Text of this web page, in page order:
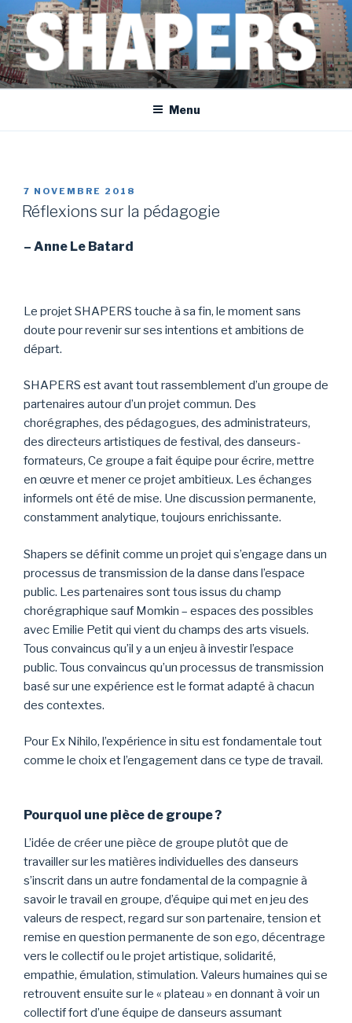
au
contenu
principal
SHAPERS
EGYPT • FRANCE • SPAIN • MOROCCO • BOSNIA AND HERZEGOVINA
Menu
PUBLIÉ
LE
7 NOVEMBRE 2018
Réflexions sur la pédagogie
– Anne Le Batard
Le projet SHAPERS touche à sa fin, le moment sans
doute pour revenir sur ses intentions et ambitions de
départ.
SHAPERS est avant tout rassemblement d’un groupe de
partenaires autour d’un projet commun. Des
chorégraphes, des pédagogues, des administrateurs,
des directeurs artistiques de festival, des danseurs-
formateurs, Ce groupe a fait équipe pour écrire, mettre
en œuvre et mener ce projet ambitieux. Les échanges
informels ont été de mise. Une discussion permanente,
constamment analytique, toujours enrichissante.
Shapers se définit comme un projet qui s’engage dans un
processus de transmission de la danse dans l’espace
public. Les partenaires sont tous issus du champ
chorégraphique sauf Momkin – espaces des possibles
avec Emilie Petit qui vient du champs des arts visuels.
Tous convaincus qu’il y a un enjeu à investir l’espace
public. Tous convaincus qu’un processus de transmission
basé sur une expérience est le format adapté à chacun
des contextes.
Pour Ex Nihilo, l’expérience in situ est fondamentale tout
comme le choix et l’engagement dans ce type de travail.
Pourquoi une pièce de groupe ?
L’idée de créer une pièce de groupe plutôt que de
travailler sur les matières individuelles des danseurs
s’inscrit dans un autre fondamental de la compagnie à
savoir le travail en groupe, d’équipe qui met en jeu des
valeurs de respect, regard sur son partenaire, tension et
remise en question permanente de son ego, décentrage
vers le collectif ou le projet artistique, solidarité,
empathie, émulation, stimulation. Valeurs humaines qui se
retrouvent ensuite sur le « plateau » en donnant à voir un
collectif fort d’une équipe de danseurs assumant